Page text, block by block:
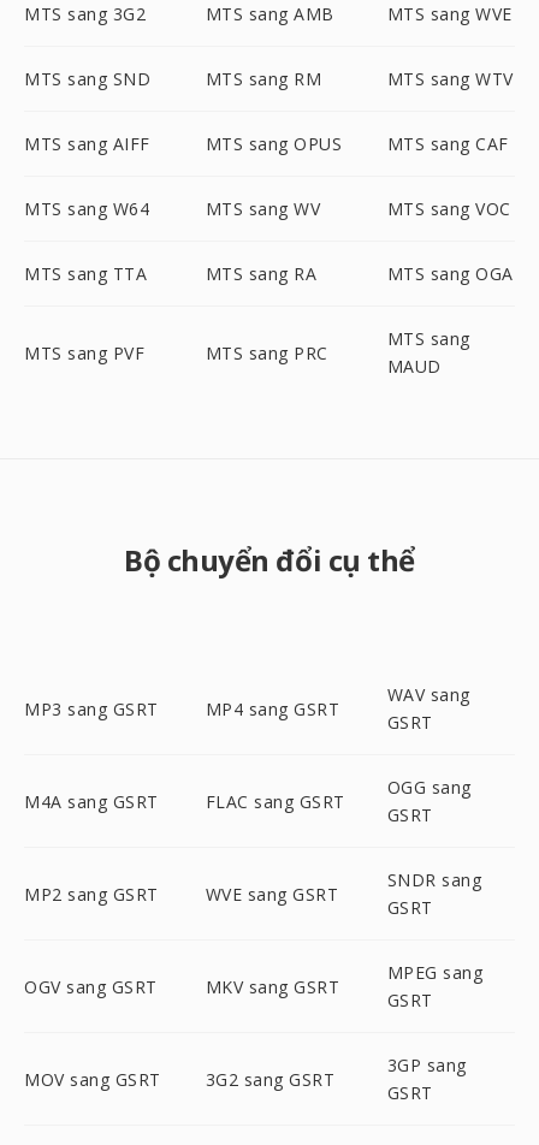
MTS sang 3G2 MTS sang AMB MTS sang WVE
MTS sang SND MTS sang RM MTS sang WTV
MTS sang AIFF MTS sang OPUS MTS sang CAF
MTS sang W64 MTS sang WV MTS sang VOC
MTS sang TTA MTS sang RA MTS sang OGA
MTS sang PVF MTS sang PRC
MTS sang
MAUD
Bộ chuyển đổi cụ thể
MP3 sang GSRT MP4 sang GSRT
WAV sang
GSRT
M4A sang GSRT FLAC sang GSRT
OGG sang
GSRT
MP2 sang GSRT WVE sang GSRT
SNDR sang
GSRT
OGV sang GSRT MKV sang GSRT
MPEG sang
GSRT
MOV sang GSRT 3G2 sang GSRT
3GP sang
GSRT